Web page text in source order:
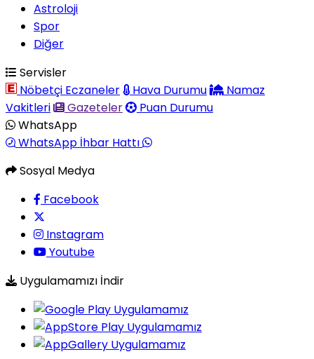
Astroloji
Spor
Diğer
Servisler
Nöbetçi Eczaneler
Hava Durumu
Namaz
Vakitleri
Gazeteler
Puan Durumu
WhatsApp
WhatsApp İhbar Hattı
Sosyal Medya
Facebook
Instagram
Youtube
Uygulamamızı İndir